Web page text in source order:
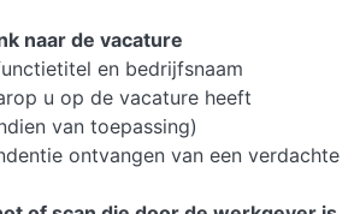
naar de vacature
en bedrijfsnaam
u op de vacature heeft
van toepassing)
ontvangen van een verdachte